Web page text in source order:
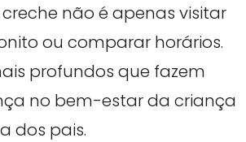
não é apenas visitar
ou comparar horários.
profundos que fazem
no bem-estar da criança
dos pais.